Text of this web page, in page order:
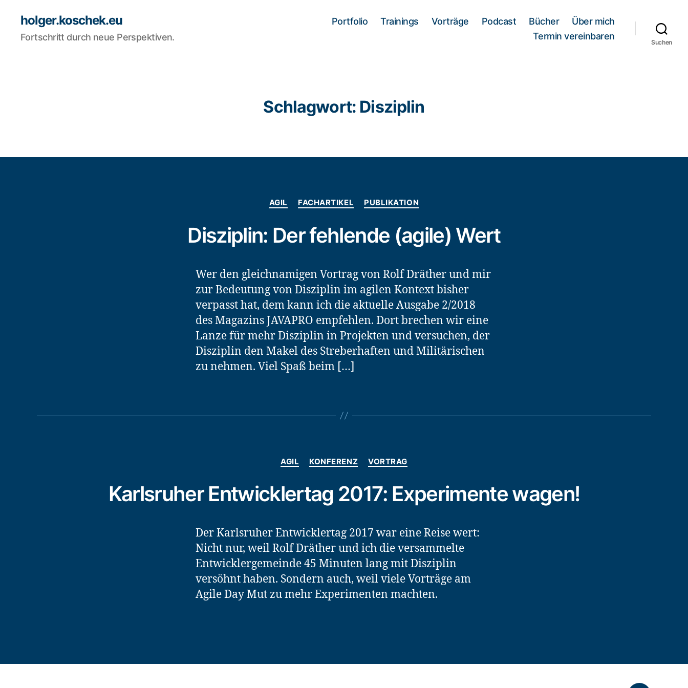
holger.koschek.eu
Fortschritt durch neue Perspektiven.
Portfolio Trainings Vorträge Podcast Bücher
Über mich
Termin vereinbaren
Suchen
Schlagwort: Disziplin
Kategorien
AGIL FACHARTIKEL PUBLIKATION
Disziplin: Der fehlende (agile) Wert
Wer den gleichnamigen Vortrag von Rolf Dräther und mir
zur Bedeutung von Disziplin im agilen Kontext bisher
verpasst hat, dem kann ich die aktuelle Ausgabe 2/2018
des Magazins JAVAPRO empfehlen. Dort brechen wir eine
Lanze für mehr Disziplin in Projekten und versuchen, der
Disziplin den Makel des Streberhaften und Militärischen
zu nehmen. Viel Spaß beim […]
Kategorien
AGIL KONFERENZ VORTRAG
Karlsruher Entwicklertag 2017: Experimente wagen!
Der Karlsruher Entwicklertag 2017 war eine Reise wert:
Nicht nur, weil Rolf Dräther und ich die versammelte
Entwicklergemeinde 45 Minuten lang mit Disziplin
versöhnt haben. Sondern auch, weil viele Vorträge am
Agile Day Mut zu mehr Experimenten machten.